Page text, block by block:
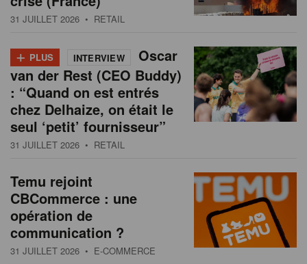
31 JUILLET 2026 • RETAIL
+ PLUS INTERVIEW
Oscar
van der Rest (CEO Buddy)
: “Quand on est entrés
chez Delhaize, on était le
seul ‘petit’ fournisseur”
31 JUILLET 2026 • RETAIL
Temu rejoint
CBCommerce : une
opération de
communication ?
31 JUILLET 2026 • E-COMMERCE